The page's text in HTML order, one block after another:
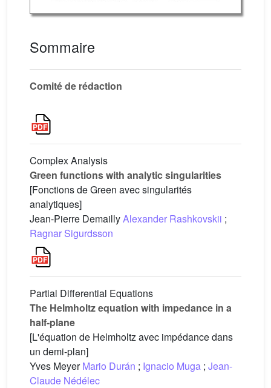
Sommaire
Comité de rédaction
Complex Analysis
Green functions with analytic singularities
[Fonctions de Green avec singularités
analytiques]
Jean-Pierre DemaillyAlexander Rashkovskii ;
Ragnar Sigurdsson
Partial Differential Equations
The Helmholtz equation with impedance in a
half-plane
[L'équation de Helmholtz avec impédance dans
un demi-plan]
Yves MeyerMario Durán ; Ignacio Muga ; Jean-
Claude Nédélec